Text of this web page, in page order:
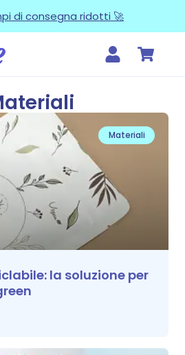
di consegna ridotti 🚀
Materiali
la soluzione per